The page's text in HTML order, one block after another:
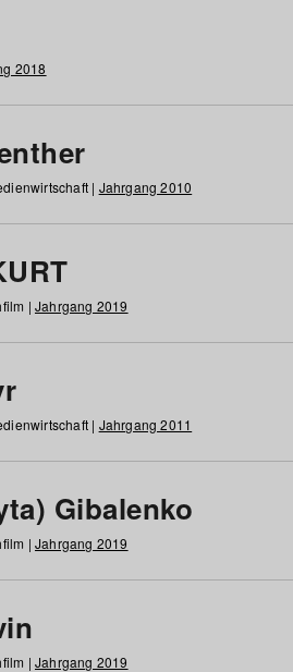
2018
| Jahrgang 2010
| Jahrgang 2019
| Jahrgang 2011
Gibalenko
| Jahrgang 2019
| Jahrgang 2019